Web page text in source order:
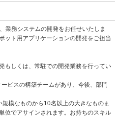
業務システムの開発をお任せいたしま
ット用アプリケーションの開発をご担当
もしくは、常駐での開発業務を行ってい
ビスの構築チームがあり、今後、部門
模なものから10名以上の大きなものま
位でアサインされます。お持ちのスキル